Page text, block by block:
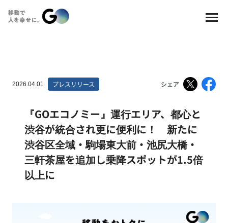
2026.04.01 プレスリリース シェア
『GOエコノミー』運行エリア、都心と
渋谷が統合され更に便利に！ 新たに
渋谷区全域・駒場東大前・池尻大橋・
三軒茶屋を追加し乗降スポットが1.5倍
以上に